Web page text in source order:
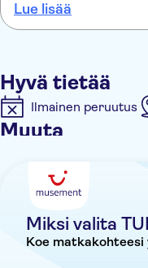
hebben ze niet
hier van tui… Zelfs de
“gestolen” dit is on acceptabel. De gids
gezellig en leuk
Lue lisää
Hyvä tietää
Ilmainen peruutus
Muuta
Miksi valita
Koe